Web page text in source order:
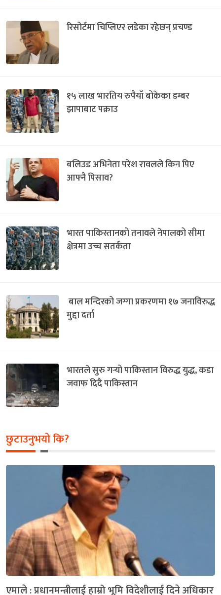
रिसोर्टमा चिप्लिएर लडेका रहेछन् प्रचण्ड
१५ लाख भारतिय रुपैयाँ बोकेका डम्बर
झापाबाट पक्राउ
बलिउड अभिनेता परेश रावलले किन पिए
आफ्नै पिसाव?
भारत पाकिस्तानको तनावले नेपालको सीमा
क्षेत्रमा उच्च सतर्कता
बाल मन्दिरको जग्गा प्रकरणमा १७ जनाविरुद्ध
मुद्दा दर्ता
भारतले सुरु गर्‍यो पाकिस्तान विरुद्ध युद्ध, कडा
जवाफ दिदै पाकिस्तान
छुटाउनुभयो कि?
एमाले : प्रधानमन्त्रीलाई हाम्रो भूमि विदेशीलाई दिने अधिकार